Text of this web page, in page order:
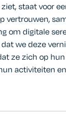
staat voor
vertrouwen,
om digitale
we deze
ze zich op
activiteiten